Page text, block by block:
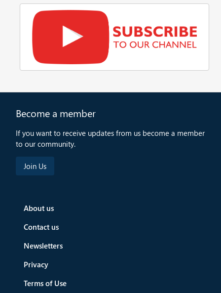
Become a member
If you want to receive updates from us become a member
to our community.
About us
Contact us
Newsletters
Privacy
Terms of Use